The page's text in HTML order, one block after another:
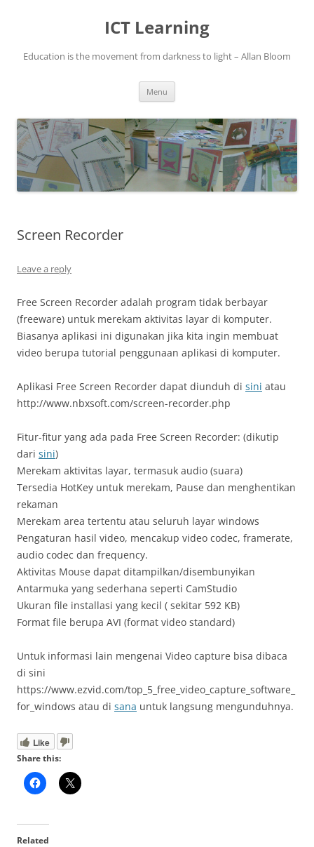
ICT Learning
Education is the movement from darkness to light – Allan Bloom
Menu
Screen Recorder
Leave a reply
Free Screen Recorder adalah program tidak berbayar
(freeware) untuk merekam aktivitas layar di komputer.
Biasanya aplikasi ini digunakan jika kita ingin membuat
video berupa tutorial penggunaan aplikasi di komputer.
Aplikasi Free Screen Recorder dapat diunduh di sini atau
http://www.nbxsoft.com/screen-recorder.php
Fitur-fitur yang ada pada Free Screen Recorder: (dikutip
dari sini)
Merekam aktivitas layar, termasuk audio (suara)
Tersedia HotKey untuk merekam, Pause dan menghentikan
rekaman
Merekam area tertentu atau seluruh layar windows
Pengaturan hasil video, mencakup video codec, framerate,
audio codec dan frequency.
Aktivitas Mouse dapat ditampilkan/disembunyikan
Antarmuka yang sederhana seperti CamStudio
Ukuran file installasi yang kecil ( sekitar 592 KB)
Format file berupa AVI (format video standard)
Untuk informasi lain mengenai Video capture bisa dibaca
di sini
https://www.ezvid.com/top_5_free_video_capture_software_
for_windows atau di sana untuk langsung mengunduhnya.
Like
Share this:
Related